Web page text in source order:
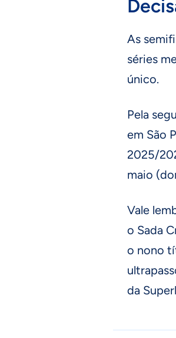
As
séries
único.
Pela
em São
2025/
maio
Vale
o Sada
o nono
da